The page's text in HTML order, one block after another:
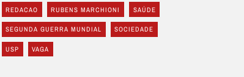
REDACAO RUBENS MARCHIONI SAÚDE
SEGUNDA GUERRA MUNDIAL SOCIEDADE
USP VAGA